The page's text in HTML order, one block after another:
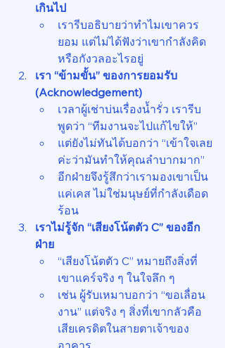
เกินไป
เรารีบอธิบายว่าทำไมเขาควร
ยอม แต่ไม่ได้ฟังว่าเขากำลังคิด
หรือกังวลอะไรอยู่
เรา “ข้ามขั้น” ของการยอมรับ
(Acknowledgement)
เวลาผู้เช่าบ่นเรื่องน้ำรั่ว เรารีบ
พูดว่า “ทีมงานจะไปแก้ไขให้”
แต่ยังไม่ทันได้บอกว่า “เข้าใจเลย
ค่ะว่ามันทำให้คุณลำบากมาก”
อีกฝ่ายจึงรู้สึกว่าเรามองเขาเป็น
แค่เคส ไม่ใช่มนุษย์ที่กำลังเดือด
ร้อน
เราไม่รู้จัก “เสียงโน้ตตัว C” ของอีก
ฝ่าย
“เสียงโน้ตตัว C” หมายถึงสิ่งที่
เขาแคร์จริง ๆ ในใจลึก ๆ
เช่น ผู้รับเหมาบอกว่า “ขอเลื่อน
งาน” แต่จริง ๆ สิ่งที่เขากลัวคือ
เสียเครดิตในสายตาเจ้าของ
อาคาร